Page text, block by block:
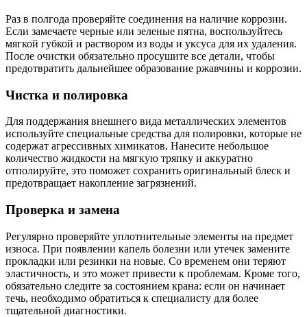
Раз в полгода проверяйте соединения на наличие коррозии.
Если замечаете черные или зеленые пятна, воспользуйтесь
мягкой губкой и раствором из воды и уксуса для их удаления.
После очистки обязательно просушите все детали, чтобы
предотвратить дальнейшее образование ржавчины и коррозии.
Чистка и полировка
Для поддержания внешнего вида металлических элементов
используйте специальные средства для полировки, которые не
содержат агрессивных химикатов. Нанесите небольшое
количество жидкости на мягкую тряпку и аккуратно
отполируйте, это поможет сохранить оригинальный блеск и
предотвращает накопление загрязнений.
Проверка и замена
Регулярно проверяйте уплотнительные элементы на предмет
износа. При появлении капель болезни или утечек замените
прокладки или резинки на новые. Со временем они теряют
эластичность, и это может привести к проблемам. Кроме того,
обязательно следите за состоянием крана: если он начинает
течь, необходимо обратиться к специалисту для более
тщательной диагностики.